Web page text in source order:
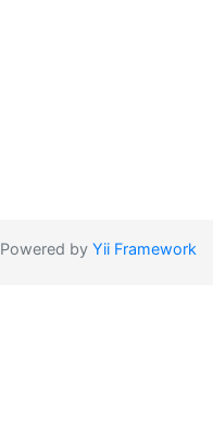
Powered by Yii Framework